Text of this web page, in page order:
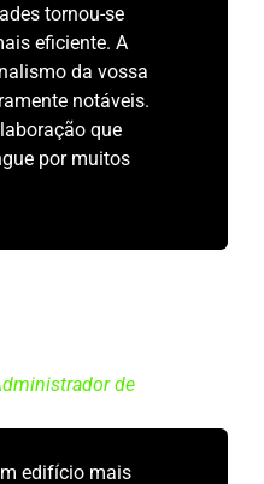
tornou-se
eficiente. A
da vossa
notáveis.
que
por muitos
de
edifício mais